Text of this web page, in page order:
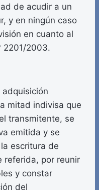
de acudir a un
y en ningún caso
en cuanto al
2201/2003.
mitad indivisa que
transmitente, se
emitida y se
escritura de
referida, por reunir
y constar
del